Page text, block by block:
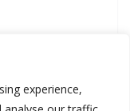
experience,